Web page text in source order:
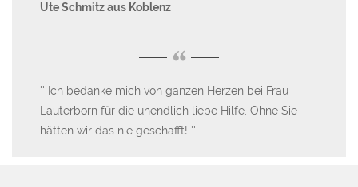
Ute Schmitz aus Koblenz
“
Ich bedanke mich von ganzen Herzen bei Frau
Lauterborn für die unendlich liebe Hilfe. Ohne Sie
hätten wir das nie geschafft!